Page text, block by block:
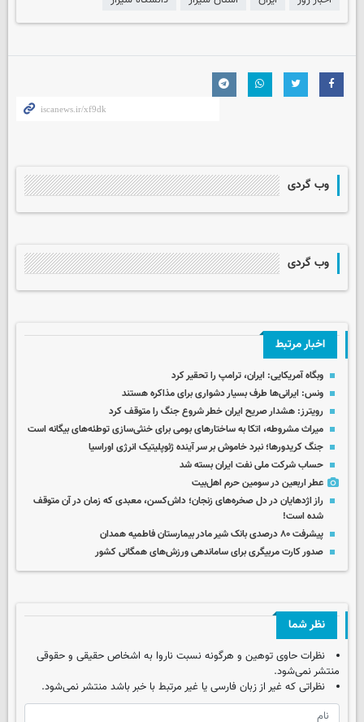
وب گردی
وب گردی
اخبار مرتبط
وبگاه آمریکایی: ایران، ترامپ را تحقیر کرد
ونس: ایرانی‌ها طرف بسیار دشواری برای مذاکره هستند
رویترز: هشدار صریح ایران خطر شروع جنگ را متوقف کرد
میراث مشروطه، اتکا به ساختارهای بومی برای خنثی‌سازی توطئه‌های بیگانه است
جنگ کریدورها؛ نبرد خاموش بر سر آینده ژئوپلیتیک انرژی اوراسیا
حساب‌ شرکت ملی نفت ایران بسته شد
عطر اربعین در سومین حرم اهل‌بیت
راز اژدهایان در دل صخره‌های زنجان؛ داش‌کسن، معبدی که زمان در آن متوقف
شده است!
پیشرفت ۸۰ درصدی بانک شیر مادر بیمارستان فاطمیه همدان
صدور کارت مربیگری برای ساماندهی ورزش‌های همگانی کشور
نظر شما
نظرات حاوی توهین و هرگونه نسبت ناروا به اشخاص حقیقی و حقوقی
منتشر نمی‌شود.
نظراتی که غیر از زبان فارسی یا غیر مرتبط با خبر باشد منتشر نمی‌شود.